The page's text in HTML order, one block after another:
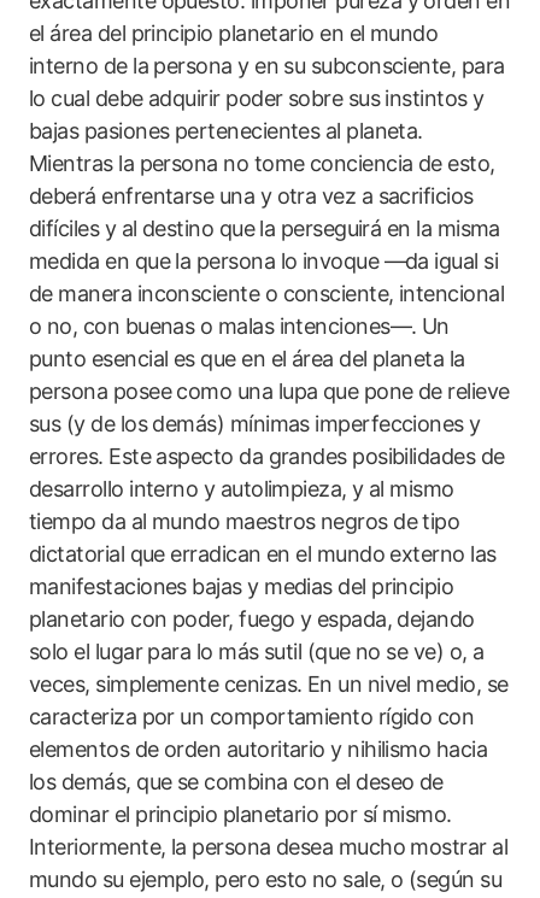
el área del principio planetario en el mundo
interno de la persona y en su subconsciente, para
lo cual debe adquirir poder sobre sus instintos y
bajas pasiones pertenecientes al planeta.
Mientras la persona no tome conciencia de esto,
deberá enfrentarse una y otra vez a sacrificios
difíciles y al destino que la perseguirá en la misma
medida en que la persona lo invoque —da igual si
de manera inconsciente o consciente, intencional
o no, con buenas o malas intenciones—. Un
punto esencial es que en el área del planeta la
persona posee como una lupa que pone de relieve
sus (y de los demás) mínimas imperfecciones y
errores. Este aspecto da grandes posibilidades de
desarrollo interno y autolimpieza, y al mismo
tiempo da al mundo maestros negros de tipo
dictatorial que erradican en el mundo externo las
manifestaciones bajas y medias del principio
planetario con poder, fuego y espada, dejando
solo el lugar para lo más sutil (que no se ve) o, a
veces, simplemente cenizas. En un nivel medio, se
caracteriza por un comportamiento rígido con
elementos de orden autoritario y nihilismo hacia
los demás, que se combina con el deseo de
dominar el principio planetario por sí mismo.
Interiormente, la persona desea mucho mostrar al
mundo su ejemplo, pero esto no sale, o (según su